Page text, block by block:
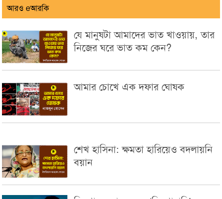
আরও eআরকি
যে মানুষটা আমাদের ভাত খাওয়ায়, তার
নিজের ঘরে ভাত কম কেন?
আমার চোখে এক দফার ঘোষক
শেখ হাসিনা: ক্ষমতা হারিয়েও বদলায়নি
বয়ান